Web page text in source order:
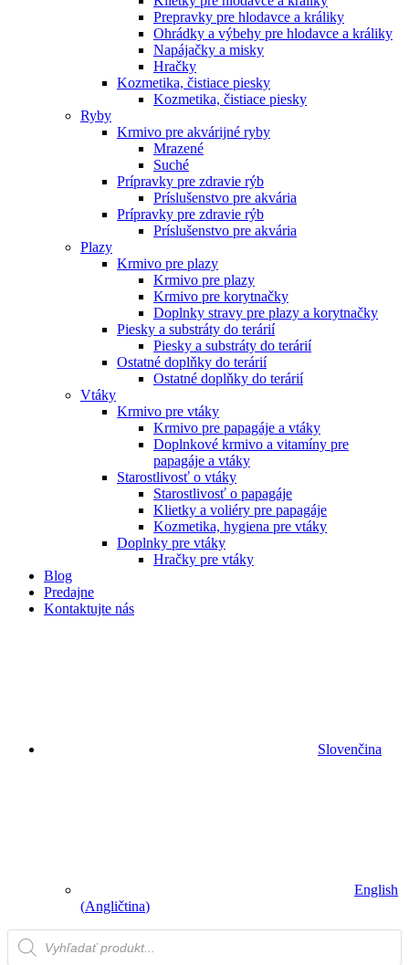
Prepravky pre hlodavce a králiky
Ohrádky a výbehy pre hlodavce a králiky
Napájačky a misky
Hračky
Kozmetika, čistiace piesky
Kozmetika, čistiace piesky
Ryby
Krmivo pre akvárijné ryby
Mrazené
Suché
Prípravky pre zdravie rýb
Príslušenstvo pre akvária
Prípravky pre zdravie rýb
Príslušenstvo pre akvária
Plazy
Krmivo pre plazy
Krmivo pre plazy
Krmivo pre korytnačky
Doplnky stravy pre plazy a korytnačky
Piesky a substráty do terárií
Piesky a substráty do terárií
Ostatné doplňky do terárií
Ostatné doplňky do terárií
Vtáky
Krmivo pre vtáky
Krmivo pre papagáje a vtáky
Doplnkové krmivo a vitamíny pre
papagáje a vtáky
Starostlivosť o vtáky
Starostlivosť o papagáje
Klietky a voliéry pre papagáje
Kozmetika, hygiena pre vtáky
Doplnky pre vtáky
Hračky pre vtáky
Blog
Predajne
Kontaktujte nás
Slovenčina
English
(Angličtina)
Vyhľadávanie
produktov